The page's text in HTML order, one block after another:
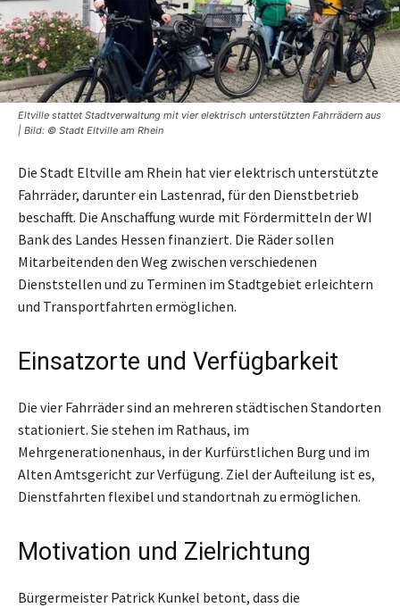
Eltville stattet Stadtverwaltung mit vier elektrisch unterstützten Fahrrädern aus
| Bild: © Stadt Eltville am Rhein
Die Stadt Eltville am Rhein hat vier elektrisch unterstützte
Fahrräder, darunter ein Lastenrad, für den Dienstbetrieb
beschafft. Die Anschaffung wurde mit Fördermitteln der WI
Bank des Landes Hessen finanziert. Die Räder sollen
Mitarbeitenden den Weg zwischen verschiedenen
Dienststellen und zu Terminen im Stadtgebiet erleichtern
und Transportfahrten ermöglichen.
Einsatzorte und Verfügbarkeit
Die vier Fahrräder sind an mehreren städtischen Standorten
stationiert. Sie stehen im Rathaus, im
Mehrgenerationenhaus, in der Kurfürstlichen Burg und im
Alten Amtsgericht zur Verfügung. Ziel der Aufteilung ist es,
Dienstfahrten flexibel und standortnah zu ermöglichen.
Motivation und Zielrichtung
Bürgermeister Patrick Kunkel betont, dass die